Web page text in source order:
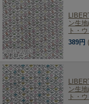
ン生
ト・
389円
ン生
ト・